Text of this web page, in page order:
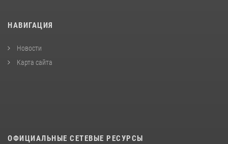
НАВИГАЦИЯ
Новости
Карта сайта
ОФИЦИАЛЬНЫЕ СЕТЕВЫЕ РЕСУРСЫ